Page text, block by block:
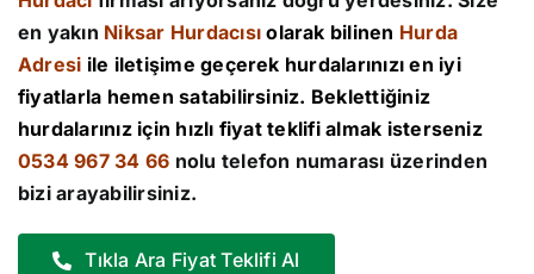
en yakın Niksar Hurdacısı olarak bilinen Hurda
Adresi ile iletişime geçerek hurdalarınızı en iyi
fiyatlarla hemen satabilirsiniz. Beklettiğiniz
hurdalarınız için hızlı fiyat teklifi almak isterseniz
0534 967 34 66 nolu telefon numarası üzerinden
bizi arayabilirsiniz.
Tıkla Ara Fiyat Teklifi Al